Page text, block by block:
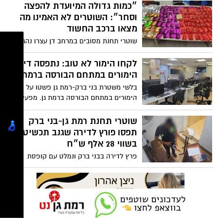
״כמות גדולה המיועדת להפצה
וסחר״: השוטרים לא האמינו מה
מצאו ברכב החשוד
שוטרי תחנת מסובים במרחב דן עצרו נהג
שעל פי החשד החזיק חומרים החשודים כסם
בכמות גדולה המיועדת להפצה ולסחר
לקחו הימור לא טוב: נתפסה דירת
הימורים במתחם הבורסה ברמת גן
בלשי משטרת בני ברק-רמת גן פשטו על דירת
הימורים במתחם הבורסה ברמת גן. מפעילת
המקום עוכבה לחקירה, נתפסו 42 מחשבים
וכסף מזומן בסך 14,290 ש"ח
שוטרי תחנת רמת גן-בני ברק
תפסו פורץ לדירה שגנב תכשיטים
בשווי 28 אלף ש״ח
פרץ לדירה בבני ברק ונמלט עם קופסת
תכשיטים יקרי ערך; החשוד אותר ונעצר ע"י
משטרת בני ברק-רמת גן; החקירה הסתיימה
והוגש נגדו כתב אישום